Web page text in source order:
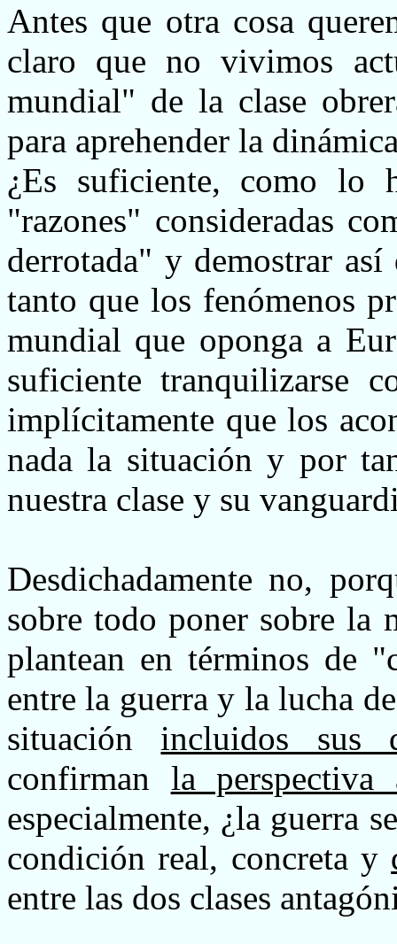
Antes que otra cosa
claro que no vivimos
mundial" de la clase
para aprehender la
¿Es suficiente, como lo
"razones" consideradas
derrotada" y demostrar
tanto que los fenómenos
mundial que oponga a
suficiente tranquilizarse
implícitamente que los
nada la situación y por
nuestra clase y su
Desdichadamente no,
sobre todo poner sobre la
plantean en términos de
entre la guerra y la lucha
situación incluidos sus
confirman la perspectiva
especialmente, ¿la guerra
condición real, concreta y
entre las dos clases